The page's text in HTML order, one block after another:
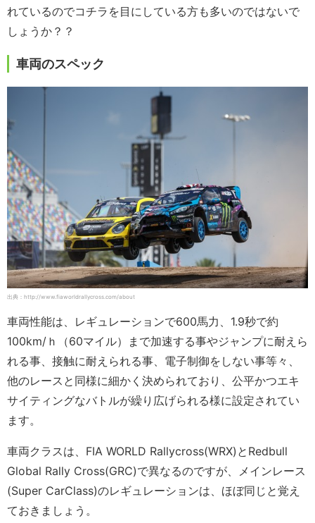
れているのでコチラを目にしている方も多いのではないで
しょうか？？
車両のスペック
出典：http://www.fiaworldrallycross.com/about
車両性能は、レギュレーションで600馬力、1.9秒で約
100km/ｈ（60マイル）まで加速する事やジャンプに耐えら
れる事、接触に耐えられる事、電子制御をしない事等々、
他のレースと同様に細かく決められており、公平かつエキ
サイティングなバトルが繰り広げられる様に設定されてい
ます。
車両クラスは、FIA WORLD Rallycross(WRX)とRedbull
Global Rally Cross(GRC)で異なるのですが、メインレース
(Super CarClass)のレギュレーションは、ほぼ同じと覚え
ておきましょう。